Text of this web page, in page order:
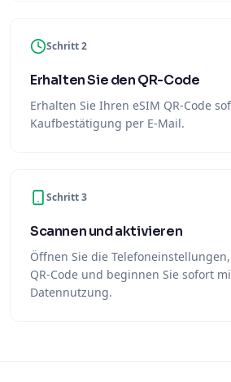
Schritt 2
Erhalten Sie den QR-Code
Erhalten Sie Ihren eSIM QR-Code
Kaufbestätigung per E-Mail.
Schritt 3
Scannen und aktivieren
Öffnen Sie die
QR-Code und beginnen Sie sofort
Datennutzung.